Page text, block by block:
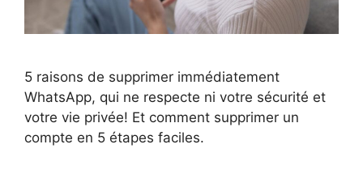
5 raisons de supprimer immédiatement
WhatsApp, qui ne respecte ni votre sécurité et
votre vie privée! Et comment supprimer un
compte en 5 étapes faciles.